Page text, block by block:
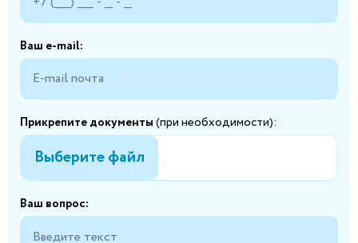
Ваш e-mail:
Прикрепите документы(при необходимости):
Выберите файл
Ваш вопрос: